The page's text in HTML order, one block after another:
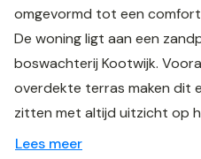
omgevormd tot een
De woning ligt aan een
boswachterij Kootwijk.
overdekte terras maken dit
zitten met altijd uitzicht op
Lees meer